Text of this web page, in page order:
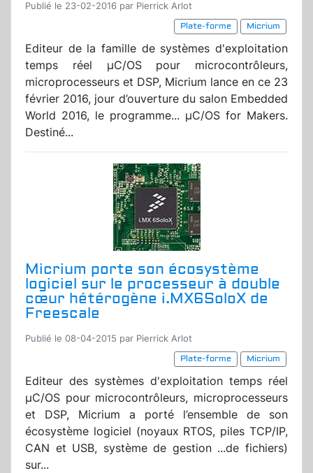
Publié le 23-02-2016 par Pierrick Arlot
Plate-forme
Micrium
Editeur de la famille de systèmes d'exploitation
temps réel µC/OS pour microcontrôleurs,
microprocesseurs et DSP, Micrium lance en ce 23
février 2016, jour d’ouverture du salon Embedded
World 2016, le programme... µC/OS for Makers.
Destiné...
Micrium porte son écosystème
logiciel sur le processeur à double
cœur hétérogène i.MX6SoloX de
Freescale
Publié le 08-04-2015 par Pierrick Arlot
Plate-forme
Micrium
Editeur des systèmes d'exploitation temps réel
µC/OS pour microcontrôleurs, microprocesseurs
et DSP, Micrium a porté l’ensemble de son
écosystème logiciel (noyaux RTOS, piles TCP/IP,
CAN et USB, système de gestion ...de fichiers)
sur...